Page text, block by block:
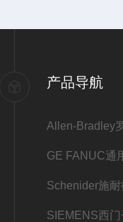
产品导航
Allen-Bradley
GE FANUC通
Schenider施耐
SIEMENS西门